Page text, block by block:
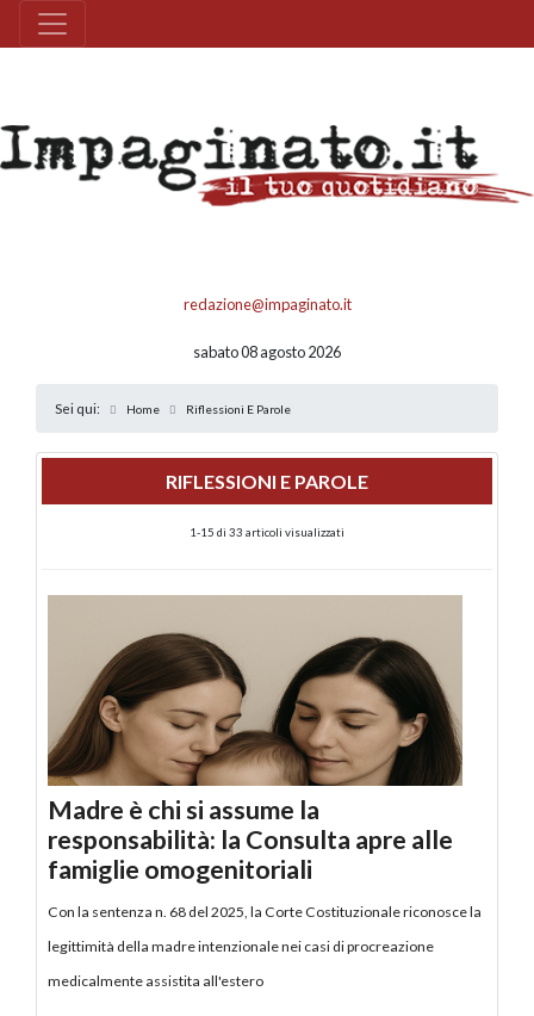
redazione@impaginato.it
sabato 08 agosto 2026
Sei qui: Home Riflessioni E Parole
RIFLESSIONI E PAROLE
1-15 di 33 articoli visualizzati
Madre è chi si assume la
responsabilità: la Consulta apre alle
famiglie omogenitoriali
Con la sentenza n. 68 del 2025, la Corte Costituzionale riconosce la
legittimità della madre intenzionale nei casi di procreazione
medicalmente assistita all'estero